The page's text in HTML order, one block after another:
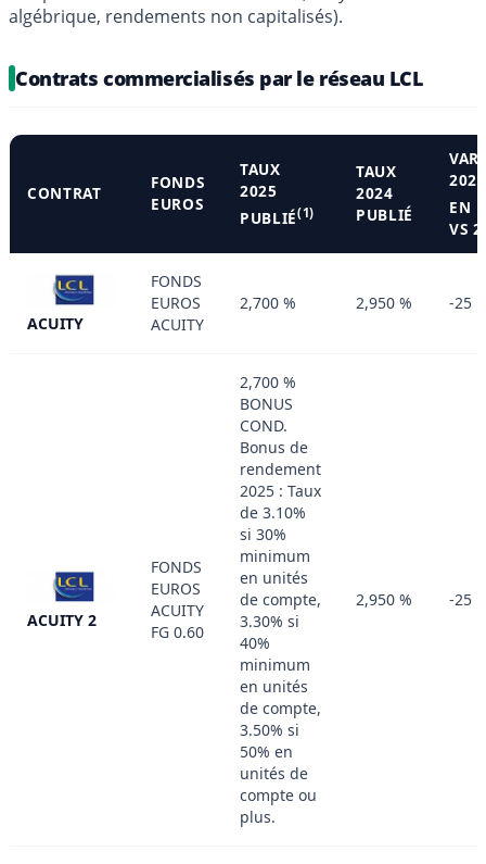
algébrique, rendements non capitalisés).
Contrats commercialisés par le réseau LCL
CONTRAT
FONDS
EUROS
TAUX
2025
PUBLIÉ(1)
TAUX
2024
PUBLIÉ
2025
EN
VS
ACUITY
FONDS
EUROS
ACUITY
2,700 % 2,950 % -25
ACUITY 2
FONDS
EUROS
ACUITY
FG 0.60
2,700 %
BONUS
COND.
Bonus de
rendement
2025 : Taux
de 3.10%
si 30%
minimum
en unités
de compte,
3.30% si
40%
minimum
en unités
de compte,
3.50% si
50% en
unités de
compte ou
plus.
2,950 % -25